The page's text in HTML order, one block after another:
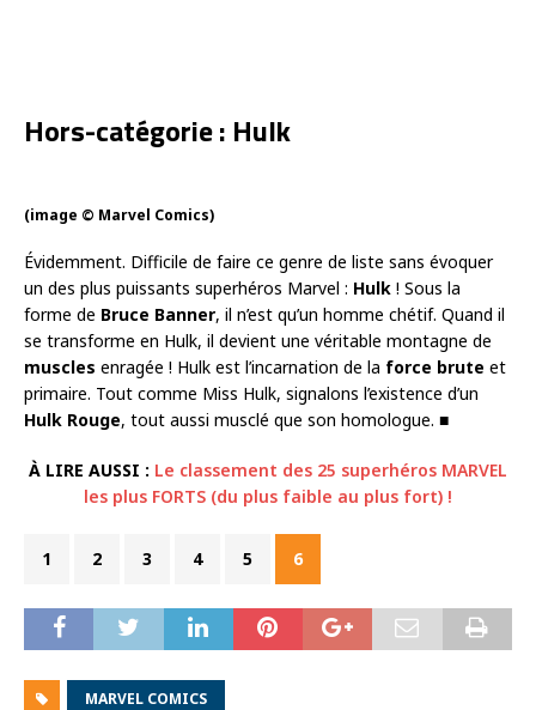
Hors-catégorie : Hulk
(image © Marvel Comics)
Évidemment. Difficile de faire ce genre de liste sans évoquer
un des plus puissants superhéros Marvel : Hulk ! Sous la
forme de Bruce Banner, il n’est qu’un homme chétif. Quand il
se transforme en Hulk, il devient une véritable montagne de
muscles enragée ! Hulk est l’incarnation de la force brute et
primaire. Tout comme Miss Hulk, signalons l’existence d’un
Hulk Rouge, tout aussi musclé que son homologue. ■
À LIRE AUSSI : Le classement des 25 superhéros MARVEL
les plus FORTS (du plus faible au plus fort) !
1 2 3 4 5 6
MARVEL COMICS